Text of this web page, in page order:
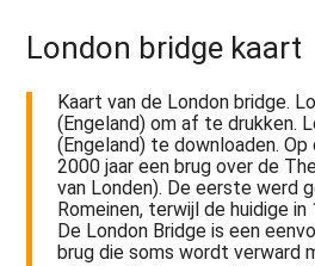
London bridge kaart
Kaart van de London bridge.
(Engeland) om af te drukken.
(Engeland) te downloaden.
2000 jaar een brug over de
van Londen). De eerste werd
Romeinen, terwijl de huidige
De London Bridge is een
brug die soms wordt verward